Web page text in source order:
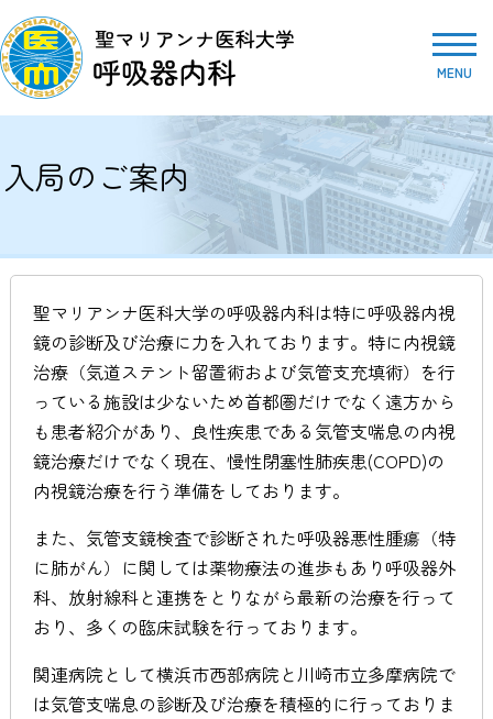
MENU
入局のご案内
聖マリアンナ医科大学の呼吸器内科は特に呼吸器内視
鏡の診断及び治療に力を入れております。特に内視鏡
治療（気道ステント留置術および気管支充填術）を行
っている施設は少ないため首都圏だけでなく遠方から
も患者紹介があり、良性疾患である気管支喘息の内視
鏡治療だけでなく現在、慢性閉塞性肺疾患(COPD)の
内視鏡治療を行う準備をしております。
また、気管支鏡検査で診断された呼吸器悪性腫瘍（特
に肺がん）に関しては薬物療法の進歩もあり呼吸器外
科、放射線科と連携をとりながら最新の治療を行って
おり、多くの臨床試験を行っております。
関連病院として横浜市西部病院と川崎市立多摩病院で
は気管支喘息の診断及び治療を積極的に行っておりま